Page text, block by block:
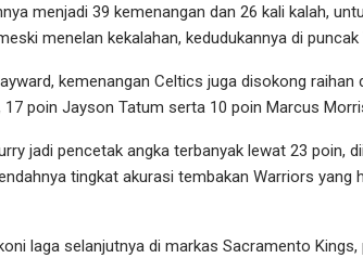
menjadi 39 kemenangan dan 26 kali kalah,
menelan kekalahan, kedudukannya di
kemenangan Celtics juga disokong
17 poin Jayson Tatum serta 10 poin Marcus
jadi pencetak angka terbanyak lewat 23 poin,
tingkat akurasi tembakan Warriors yang
laga selanjutnya di markas Sacramento